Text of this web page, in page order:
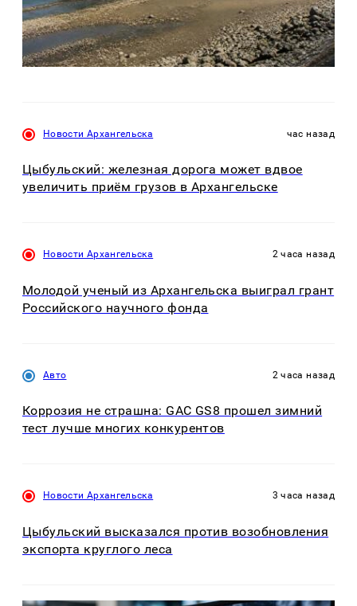
Новости Архангельска час назад
Цыбульский: железная дорога может вдвое
увеличить приём грузов в Архангельске
Новости Архангельска 2 часа назад
Молодой ученый из Архангельска выиграл грант
Российского научного фонда
Авто 2 часа назад
Коррозия не страшна: GAC GS8 прошел зимний
тест лучше многих конкурентов
Новости Архангельска 3 часа назад
Цыбульский высказался против возобновления
экспорта круглого леса